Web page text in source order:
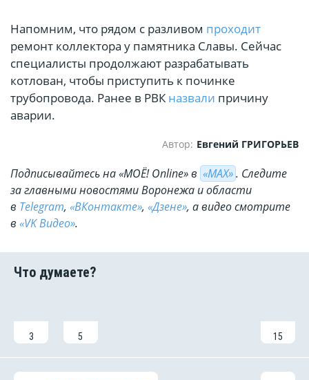
Напомним, что рядом с разливом проходит
ремонт коллектора у памятника Славы. Сейчас
специалисты продолжают разрабатывать
котлован, чтобы приступить к починке
трубопровода. Ранее в РВК назвали причину
аварии.
Автор: Евгений ГРИГОРЬЕВ
Подписывайтесь на «МОЁ! Online» в «МАХ». Cледите
за главными новостями Воронежа и области
в Telegram, «ВКонтакте», «Дзене», а видео смотрите
в «VK Видео».
3 5 15